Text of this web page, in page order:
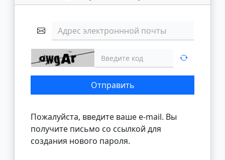
Адрес электроннной почты
Отправить
Пожалуйста, введите ваше e-mail. Вы
получите письмо со ссылкой для
создания нового пароля.